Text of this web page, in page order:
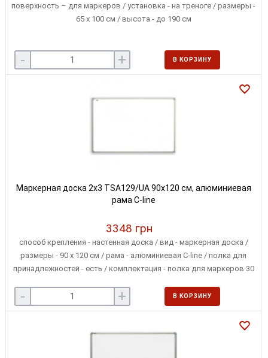
поверхность – для маркеров / установка - на треноге / размеры -
65 х 100 см / высота - до 190 см
- + В КОРЗИНУ
Маркерная доска 2x3 TSA129/UA 90х120 см, алюминиевая
рама C-line
3348 грн
способ крепления - настенная доска / вид - маркерная доска /
размеры - 90 х 120 см / рама - алюминиевая C-line / полка для
принадлежностей - есть / комплектация - полка для маркеров 30
- + В КОРЗИНУ